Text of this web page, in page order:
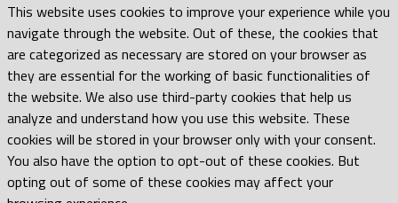
This website uses cookies to improve your experience while you
navigate through the website. Out of these, the cookies that
are categorized as necessary are stored on your browser as
they are essential for the working of basic functionalities of
the website. We also use third-party cookies that help us
analyze and understand how you use this website. These
cookies will be stored in your browser only with your consent.
You also have the option to opt-out of these cookies. But
opting out of some of these cookies may affect your